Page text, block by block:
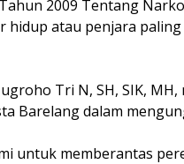
2009 Tentang
hidup atau penjara
Tri N, SH, SIK, MH,
Barelang dalam
untuk memberantas